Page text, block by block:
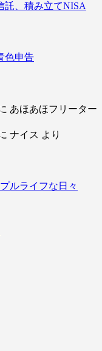
託、積み立てNISA
色申告
あほあほフリーター
ナイス より
ルライフな日々